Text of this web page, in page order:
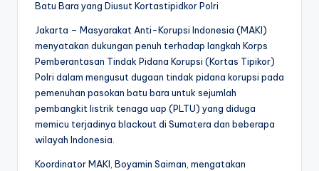
Batu Bara yang Diusut Kortastipidkor Polri
Jakarta – Masyarakat Anti-Korupsi Indonesia (MAKI)
menyatakan dukungan penuh terhadap langkah Korps
Pemberantasan Tindak Pidana Korupsi (Kortas Tipikor)
Polri dalam mengusut dugaan tindak pidana korupsi pada
pemenuhan pasokan batu bara untuk sejumlah
pembangkit listrik tenaga uap (PLTU) yang diduga
memicu terjadinya blackout di Sumatera dan beberapa
wilayah Indonesia.
Koordinator MAKI, Boyamin Saiman, mengatakan